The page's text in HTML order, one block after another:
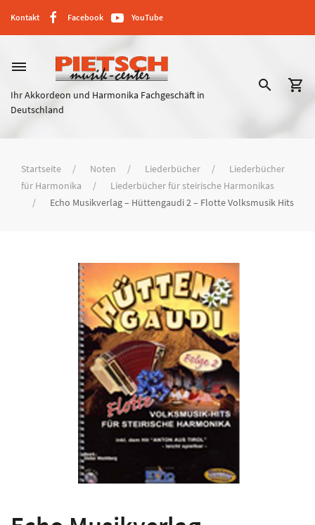
Kontakt Facebook YouTube
dehaze
Ihr Akkordeon und Harmonika Fachgeschäft in
Deutschland
search shopping_cart
Startseite Noten Liederbücher
Liederbücher
für Harmonika
Liederbücher für steirische Harmonikas
Echo Musikverlag – Hüttengaudi 2 – Flotte Volksmusik Hits